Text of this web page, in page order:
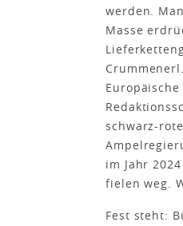
werden.
Masse
schwarz-
im Jahr
fielen weg.
Fest steht: